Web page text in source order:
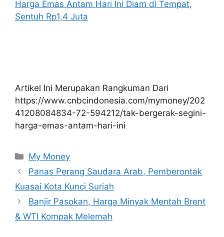
Harga Emas Antam Hari Ini Diam di Tempat,
Sentuh Rp1,4 Juta
Artikel Ini Merupakan Rangkuman Dari
https://www.cnbcindonesia.com/mymoney/202
41208084834-72-594212/tak-bergerak-segini-
harga-emas-antam-hari-ini
Kategori
My Money
Panas Perang Saudara Arab, Pemberontak
Kuasai Kota Kunci Suriah
Banjir Pasokan, Harga Minyak Mentah Brent
& WTI Kompak Melemah